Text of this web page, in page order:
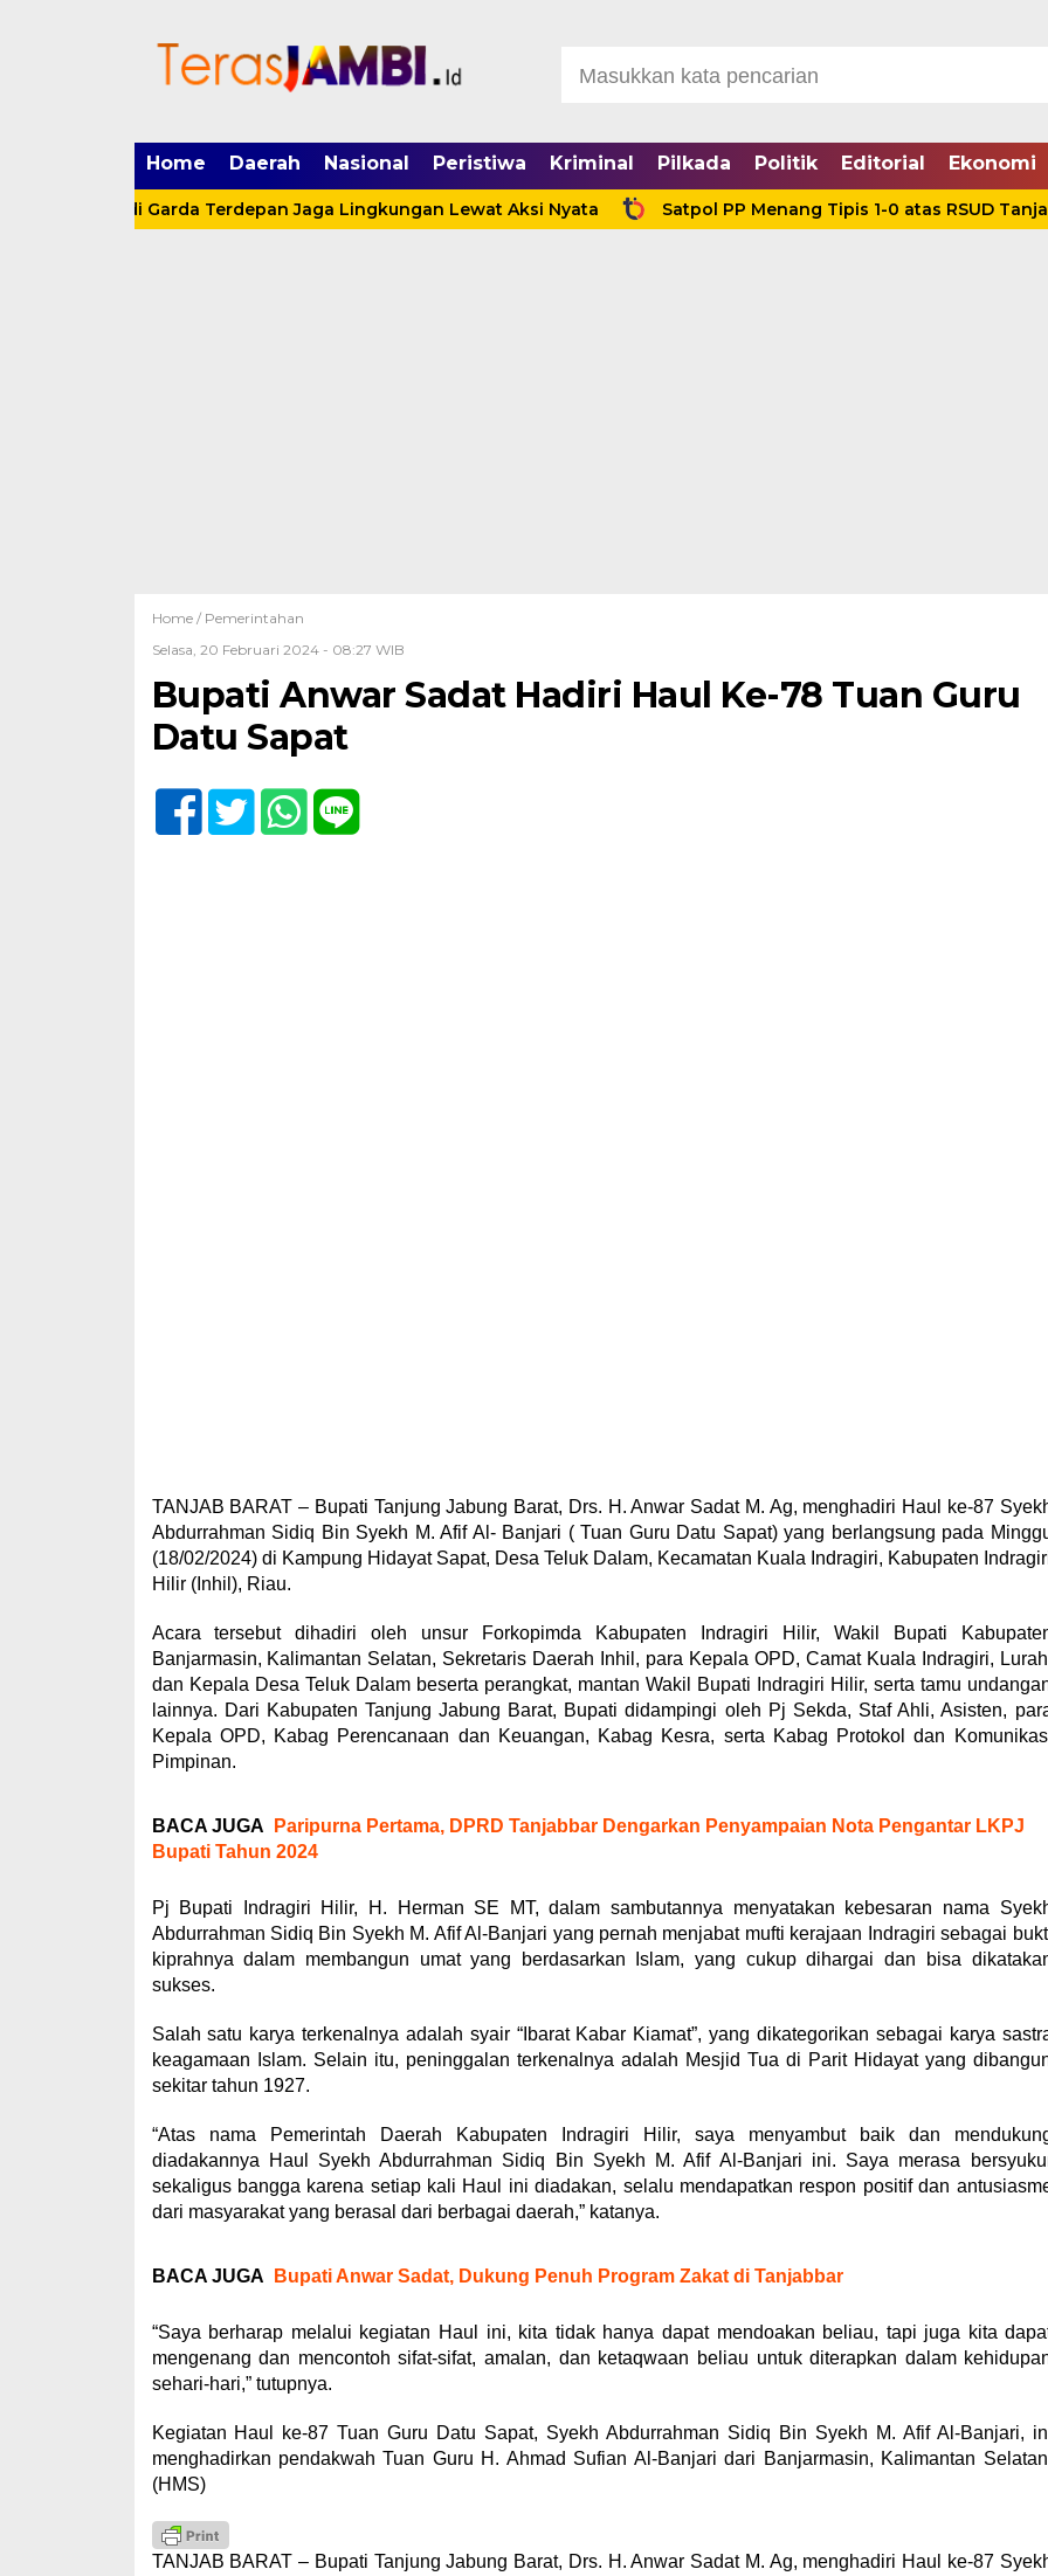
Home Daerah Nasional Peristiwa Kriminal Pilkada Politik Editorial Ekonomi
Jadi Garda Terdepan Jaga Lingkungan Lewat Aksi Nyata Satpol PP Menang Tipis 1-0 atas RSUD Tanjabbar,
Home / Pemerintahan
Selasa, 20 Februari 2024 - 08:27 WIB
Bupati Anwar Sadat Hadiri Haul Ke-78 Tuan Guru
Datu Sapat
TANJAB BARAT – Bupati Tanjung Jabung Barat, Drs. H. Anwar Sadat M. Ag, menghadiri Haul ke-87
Abdurrahman Sidiq Bin Syekh M. Afif Al- Banjari ( Tuan Guru Datu Sapat) yang berlangsung pada
(18/02/2024) di Kampung Hidayat Sapat, Desa Teluk Dalam, Kecamatan Kuala Indragiri, Kabupaten
Hilir (Inhil), Riau.
Acara tersebut dihadiri oleh unsur Forkopimda Kabupaten Indragiri Hilir, Wakil Bupati
Banjarmasin, Kalimantan Selatan, Sekretaris Daerah Inhil, para Kepala OPD, Camat Kuala Indragiri,
dan Kepala Desa Teluk Dalam beserta perangkat, mantan Wakil Bupati Indragiri Hilir, serta tamu
lainnya. Dari Kabupaten Tanjung Jabung Barat, Bupati didampingi oleh Pj Sekda, Staf Ahli, Asisten,
Kepala OPD, Kabag Perencanaan dan Keuangan, Kabag Kesra, serta Kabag Protokol dan
Pimpinan.
BACA JUGA
Paripurna Pertama, DPRD Tanjabbar Dengarkan Penyampaian Nota Pengantar LKPJ
Bupati Tahun 2024
Pj Bupati Indragiri Hilir, H. Herman SE MT, dalam sambutannya menyatakan kebesaran nama
Abdurrahman Sidiq Bin Syekh M. Afif Al-Banjari yang pernah menjabat mufti kerajaan Indragiri sebagai
kiprahnya dalam membangun umat yang berdasarkan Islam, yang cukup dihargai dan bisa
sukses.
Salah satu karya terkenalnya adalah syair “Ibarat Kabar Kiamat”, yang dikategorikan sebagai karya
keagamaan Islam. Selain itu, peninggalan terkenalnya adalah Mesjid Tua di Parit Hidayat yang
sekitar tahun 1927.
“Atas nama Pemerintah Daerah Kabupaten Indragiri Hilir, saya menyambut baik dan
diadakannya Haul Syekh Abdurrahman Sidiq Bin Syekh M. Afif Al-Banjari ini. Saya merasa
sekaligus bangga karena setiap kali Haul ini diadakan, selalu mendapatkan respon positif dan
dari masyarakat yang berasal dari berbagai daerah,” katanya.
BACA JUGA Bupati Anwar Sadat, Dukung Penuh Program Zakat di Tanjabbar
“Saya berharap melalui kegiatan Haul ini, kita tidak hanya dapat mendoakan beliau, tapi juga kita
mengenang dan mencontoh sifat-sifat, amalan, dan ketaqwaan beliau untuk diterapkan dalam
sehari-hari,” tutupnya.
Kegiatan Haul ke-87 Tuan Guru Datu Sapat, Syekh Abdurrahman Sidiq Bin Syekh M. Afif Al-Banjari,
menghadirkan pendakwah Tuan Guru H. Ahmad Sufian Al-Banjari dari Banjarmasin, Kalimantan
(HMS)
TANJAB BARAT – Bupati Tanjung Jabung Barat, Drs. H. Anwar Sadat M. Ag, menghadiri Haul ke-87